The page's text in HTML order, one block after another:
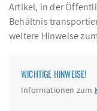
Artikel, in der
Behältnis
weitere Hinweise
WICHTIGE HINWEISE!
Informationen zum